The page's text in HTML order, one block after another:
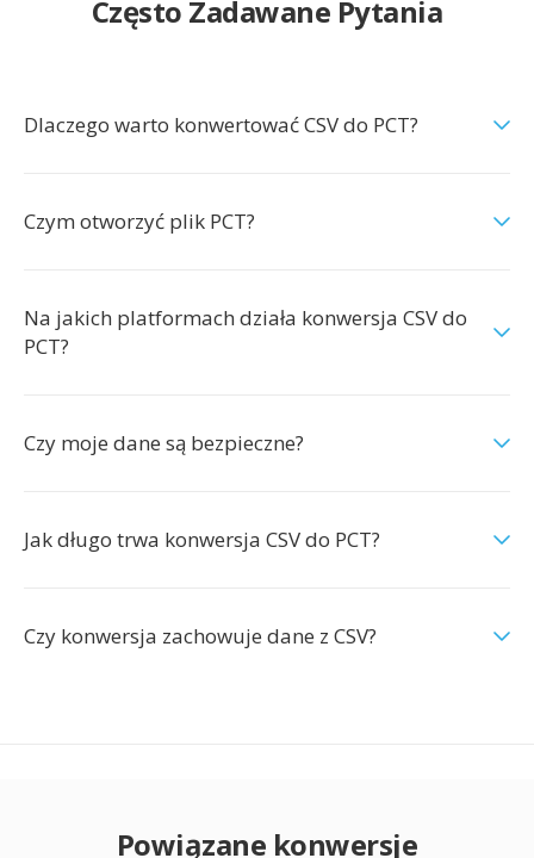
Często Zadawane Pytania
Dlaczego warto konwertować CSV do PCT?
Czym otworzyć plik PCT?
Na jakich platformach działa konwersja CSV do
PCT?
Czy moje dane są bezpieczne?
Jak długo trwa konwersja CSV do PCT?
Czy konwersja zachowuje dane z CSV?
Powiązane konwersje